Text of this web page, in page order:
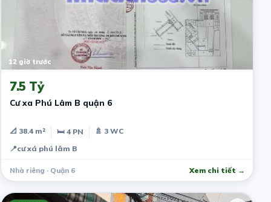
12 giờ trước
7.5 Tỷ
Cư xa Phú Lâm B quận 6
📐 38.4 m² 🛏 4 PN
🚿 3 WC
📍cư xá phú lâm B
Nhà riêng · Quận 6 Xem chi tiết →